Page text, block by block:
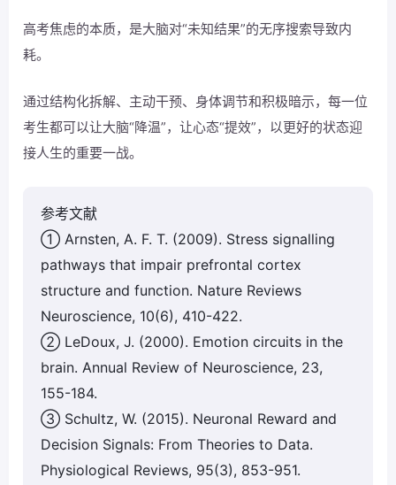
高考焦虑的本质，是大脑对“未知结果”的无序搜索导致内
耗。
通过结构化拆解、主动干预、身体调节和积极暗示，每一位
考生都可以让大脑“降温”，让心态“提效”，以更好的状态迎
接人生的重要一战。
参考文献
① Arnsten, A. F. T. (2009). Stress signalling
pathways that impair prefrontal cortex
structure and function. Nature Reviews
Neuroscience, 10(6), 410-422.
② LeDoux, J. (2000). Emotion circuits in the
brain. Annual Review of Neuroscience, 23,
155-184.
③ Schultz, W. (2015). Neuronal Reward and
Decision Signals: From Theories to Data.
Physiological Reviews, 95(3), 853-951.